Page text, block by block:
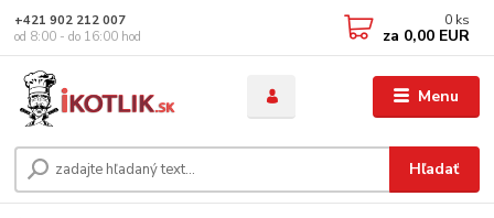
Menu
Hľadať
+421 902 212 007
od 8:00 - do 16:00 hod
0 ks
za 0,00 EUR